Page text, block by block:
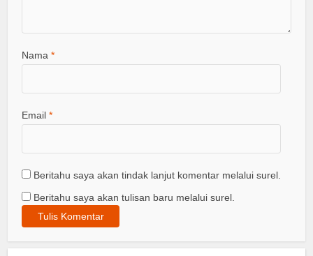
Nama*
Email*
Beritahu saya akan tindak lanjut komentar melalui surel.
Beritahu saya akan tulisan baru melalui surel.